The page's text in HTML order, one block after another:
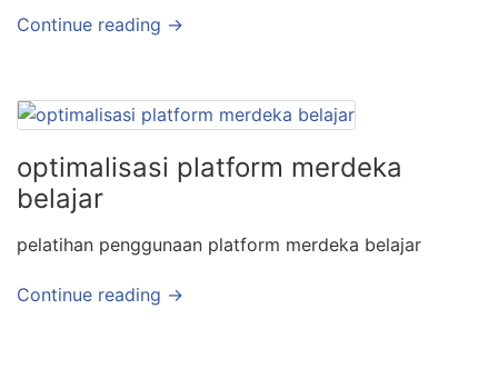
Continue reading →
optimalisasi platform merdeka
belajar
pelatihan penggunaan platform merdeka belajar
Continue reading →